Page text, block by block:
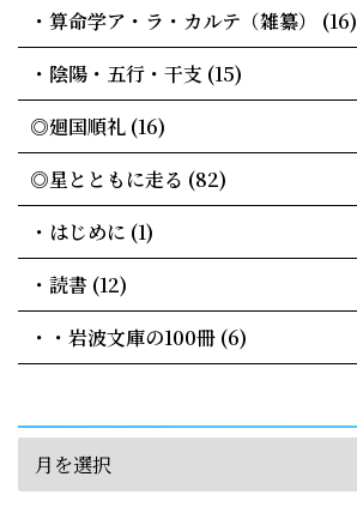
・算命学ア・ラ・カルテ（雑纂） (16)
・陰陽・五行・干支 (15)
◎廻国順礼 (16)
◎星とともに走る (82)
・はじめに (1)
・読書 (12)
・・岩波文庫の100冊 (6)